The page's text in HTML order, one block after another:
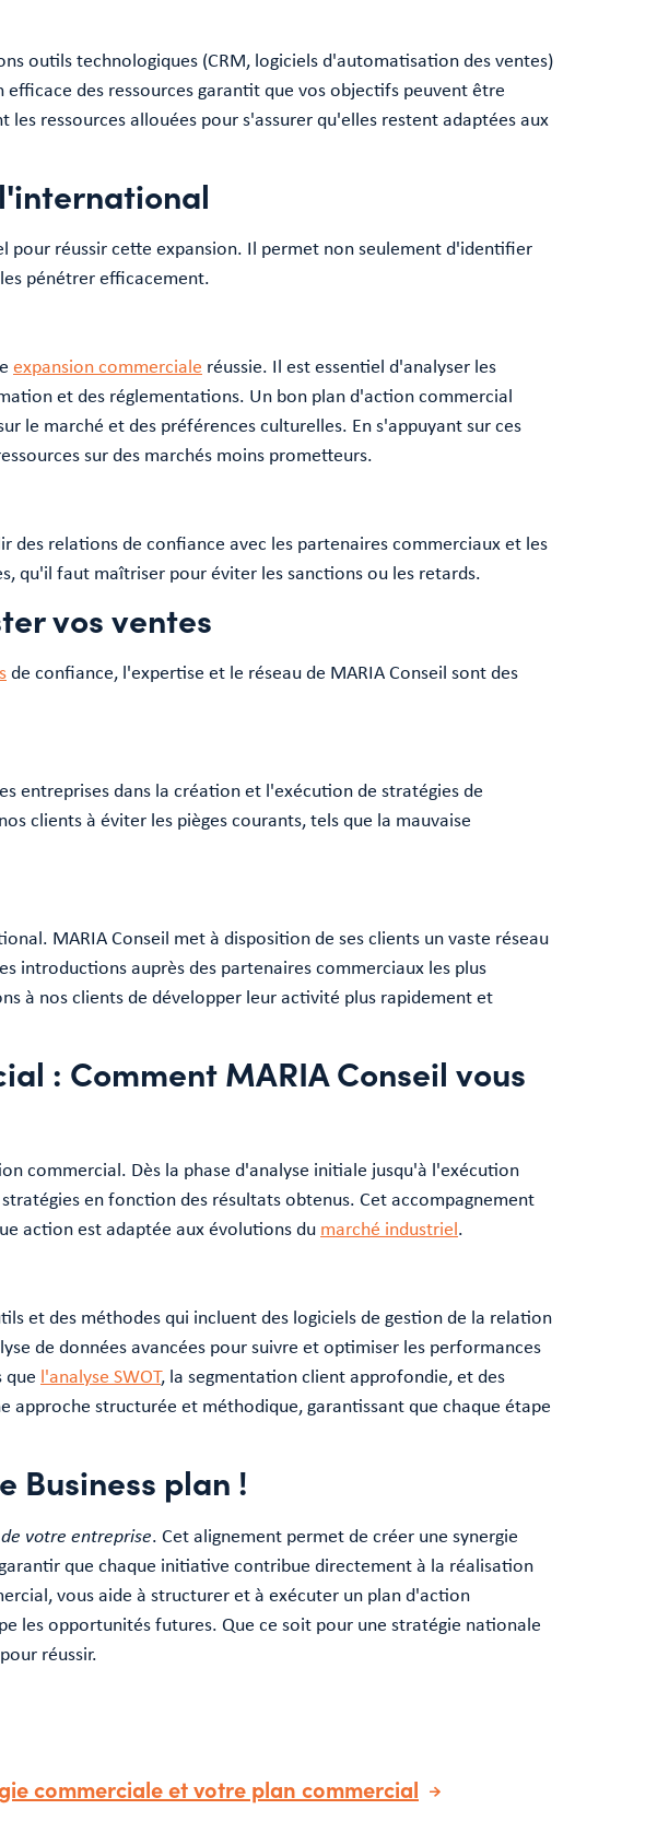
outils technologiques (CRM, logiciels d'automatisation des ventes)
des ressources garantit que vos objectifs peuvent être
ressources allouées pour s'assurer qu'elles restent adaptées aux
pour réussir cette expansion. Il permet non seulement d'identifier
pénétrer efficacement.
expansion commerciale réussie. Il est essentiel d'analyser les
et des réglementations. Un bon plan d'action commercial
le marché et des préférences culturelles. En s'appuyant sur ces
sur des marchés moins prometteurs.
des relations de confiance avec les partenaires commerciaux et les
qu'il faut maîtriser pour éviter les sanctions ou les retards.
vos ventes
de confiance, l'expertise et le réseau de MARIA Conseil sont des
entreprises dans la création et l'exécution de stratégies de
clients à éviter les pièges courants, tels que la mauvaise
MARIA Conseil met à disposition de ses clients un vaste réseau
introductions auprès des partenaires commerciaux les plus
à nos clients de développer leur activité plus rapidement et
: Comment MARIA Conseil vous
commercial. Dès la phase d'analyse initiale jusqu'à l'exécution
en fonction des résultats obtenus. Cet accompagnement
action est adaptée aux évolutions du marché industriel.
et des méthodes qui incluent des logiciels de gestion de la relation
de données avancées pour suivre et optimiser les performances
que l'analyse SWOT, la segmentation client approfondie, et des
structurée et méthodique, garantissant que chaque étape
Business plan !
votre entreprise. Cet alignement permet de créer une synergie
que chaque initiative contribue directement à la réalisation
vous aide à structurer et à exécuter un plan d'action
les opportunités futures. Que ce soit pour une stratégie nationale
réussir.
commerciale et votre plan commercial